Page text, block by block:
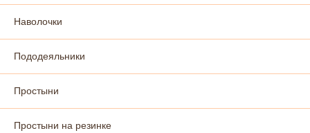
Наволочки
Пододеяльники
Простыни
Простыни на резинке